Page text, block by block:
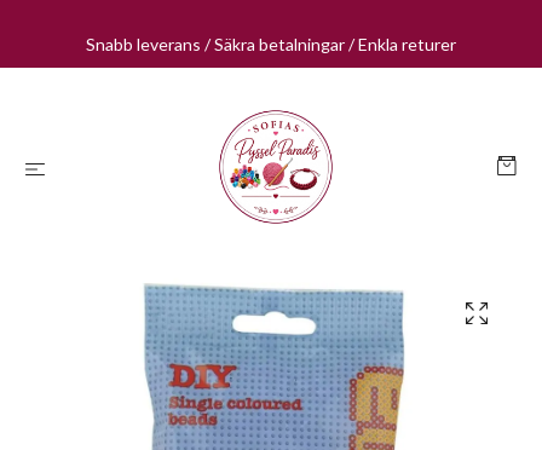
Snabb leverans / Säkra betalningar / Enkla returer